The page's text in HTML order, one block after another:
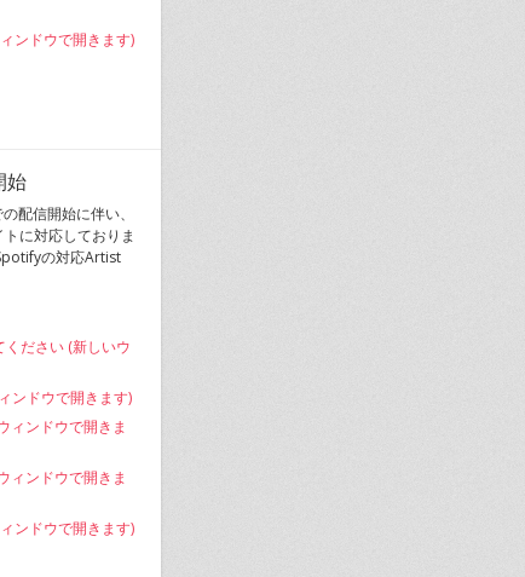
ンドウで開きます)
始
配信開始に伴い、
に対応しておりま
の対応Artist
ださい (新しいウ
ンドウで開きます)
ィンドウで開きま
ィンドウで開きま
ンドウで開きます)